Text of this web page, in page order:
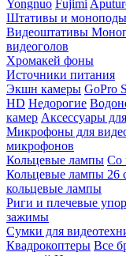
Yongnuo Fujimi
Штативы и моноподы
Видеоштативы
видеоголов
Хромакей фоны
Источники питания
Экшн камеры GoPro
HD Недорогие
камер Аксессуары
Микрофоны для
микрофонов
Кольцевые лампы Со
Кольцевые лампы 26
кольцевые лампы
Риги и плечевые
зажимы
Сумки для
Квадрокоптеры Все